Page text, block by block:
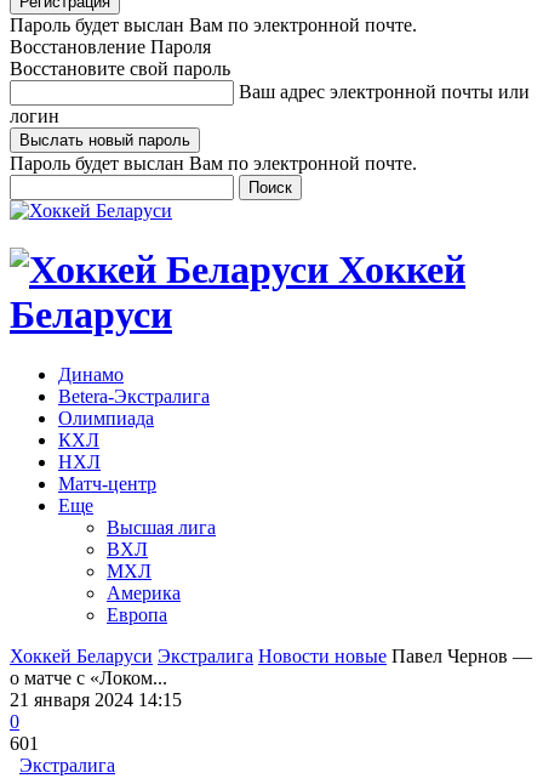
Пароль будет выслан Вам по электронной почте.
Восстановление Пароля
Восстановите свой пароль
Ваш адрес электронной почты или
логин
Пароль будет выслан Вам по электронной почте.
Хоккей
Беларуси
Динамо
Betera-Экстралига
Олимпиада
КХЛ
НХЛ
Матч-центр
Еще
Высшая лига
ВХЛ
МХЛ
Америка
Европа
Хоккей Беларуси Экстралига Новости новые Павел Чернов —
о матче с «Локом...
21 января 2024 14:15
0
601
Экстралига